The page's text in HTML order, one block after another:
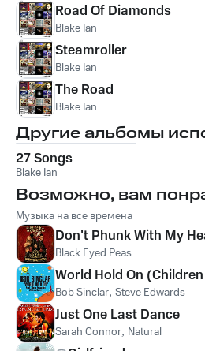
Road Of Diamonds
Blake Ian
Steamroller
Blake Ian
The Road
Blake Ian
Другие альбомы
27 Songs
Blake Ian
Возможно, вам
Музыка на все времена
Don't Phunk With My
Black Eyed Peas
World Hold On (Children
Bob Sinclar, Steve Edwards
Just One Last Dance
Sarah Connor, Natural